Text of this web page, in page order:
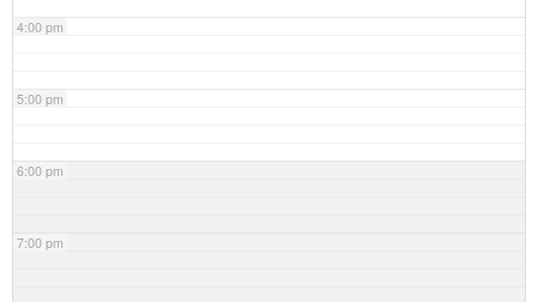
4:00 pm
5:00 pm
6:00 pm
7:00 pm